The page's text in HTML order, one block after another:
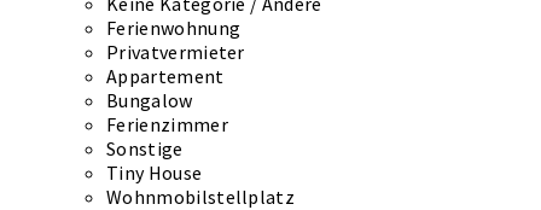
Ferienwohnung
Privatvermieter
Appartement
Bungalow
Ferienzimmer
Sonstige
Tiny House
Wohnmobilstellplatz